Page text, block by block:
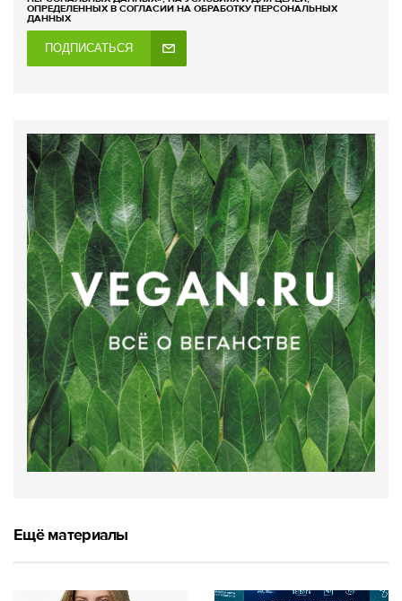
ОПРЕДЕЛЕННЫХ В СОГЛАСИИ НА ОБРАБОТКУ ПЕРСОНАЛЬНЫХ
ДАННЫХ
ПОДПИСАТЬСЯ
Ещё материалы